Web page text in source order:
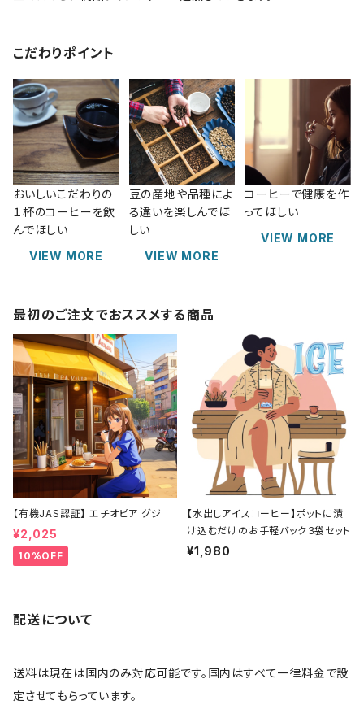
こだわりポイント
おいしいこだわりの
１杯のコーヒーを飲
んでほしい
VIEW MORE
豆の産地や品種によ
る違いを楽しんでほ
しい
VIEW MORE
コーヒーで健康を作
ってほしい
VIEW MORE
最初のご注文でおススメする商品
【有機JAS認証】 エチオピア グジ
¥2,025
10%OFF
【水出しアイスコーヒー】ポットに漬
け込むだけのお手軽バック３袋セット
¥1,980
配送について
送料は現在は国内のみ対応可能です。国内はすべて一律料金で設
定させてもらっています。